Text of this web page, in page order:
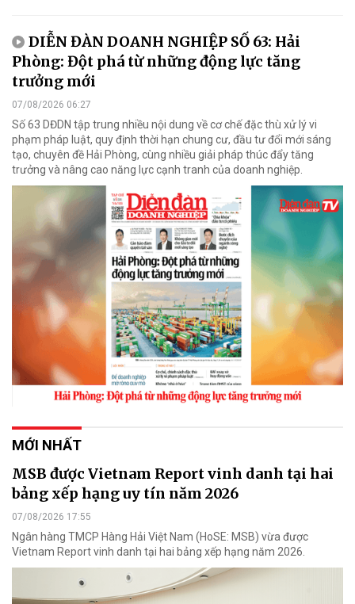
DIỄN ĐÀN DOANH NGHIỆP SỐ 63: Hải
Phòng: Đột phá từ những động lực tăng
trưởng mới
07/08/2026 06:27
Số 63 DĐDN tập trung nhiều nội dung về cơ chế đặc thù xử lý vi
phạm pháp luật, quy định thời hạn chung cư, đầu tư đổi mới sáng
tạo, chuyên đề Hải Phòng, cùng nhiều giải pháp thúc đẩy tăng
trưởng và nâng cao năng lực cạnh tranh của doanh nghiệp.
MỚI NHẤT
MSB được Vietnam Report vinh danh tại hai
bảng xếp hạng uy tín năm 2026
07/08/2026 17:55
Ngân hàng TMCP Hàng Hải Việt Nam (HoSE: MSB) vừa được
Vietnam Report vinh danh tại hai bảng xếp hạng năm 2026.